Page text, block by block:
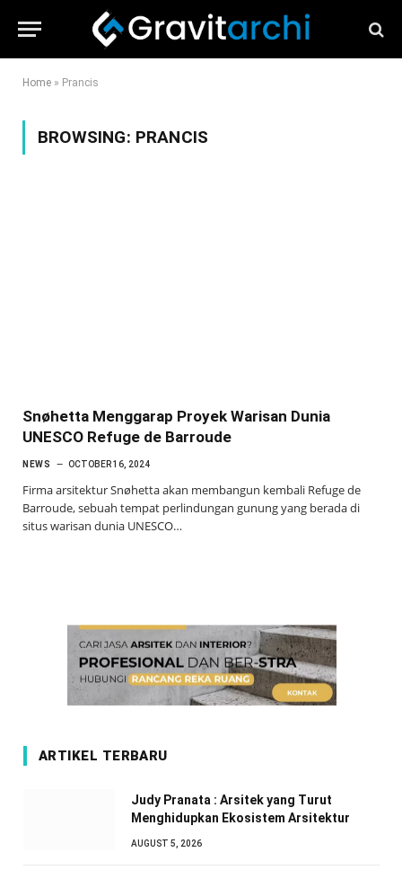
Home » Prancis
BROWSING: PRANCIS
Snøhetta Menggarap Proyek Warisan Dunia
UNESCO Refuge de Barroude
NEWS OCTOBER 16, 2024
Firma arsitektur Snøhetta akan membangun kembali Refuge de
Barroude, sebuah tempat perlindungan gunung yang berada di
situs warisan dunia UNESCO…
ARTIKEL TERBARU
Judy Pranata : Arsitek yang Turut
Menghidupkan Ekosistem Arsitektur
AUGUST 5, 2026